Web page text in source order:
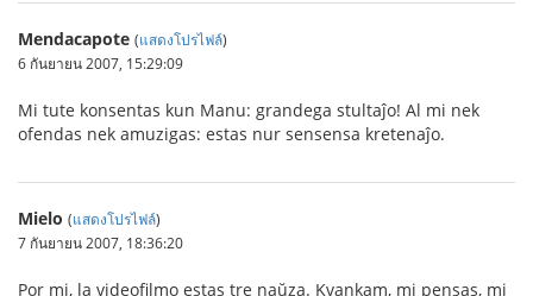
Mendacapote (แสดงโปรไฟล์)
6 กันยายน 2007, 15:29:09
Mi tute konsentas kun Manu: grandega stultaĵo! Al mi nek
ofendas nek amuzigas: estas nur sensensa kretenaĵo.
Mielo (แสดงโปรไฟล์)
7 กันยายน 2007, 18:36:20
Por mi, la videofilmo estas tre naŭza. Kvankam, mi pensas, mi